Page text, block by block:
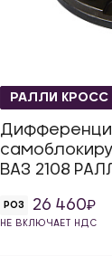
РАЛЛИ КРОСС
ВАЗ 2108
РОЗ 26 460
НЕ ВКЛЮЧАЕТ НДС